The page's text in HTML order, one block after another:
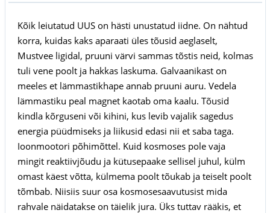
Kõik leiutatud UUS on hästi unustatud iidne. On nähtud
korra, kuidas kaks aparaati üles tõusid aeglaselt,
Mustvee ligidal, pruuni värvi sammas tõstis neid, kolmas
tuli vene poolt ja hakkas laskuma. Galvaanikast on
meeles et lämmastikhape annab pruuni auru. Vedela
lämmastiku peal magnet kaotab oma kaalu. Tõusid
kindla kõrguseni või kihini, kus levib vajalik sagedus
energia püüdmiseks ja liikusid edasi nii et saba taga.
Ioonmootori põhimõttel. Kuid kosmoses pole vaja
mingit reaktiivjõudu ja kütusepaake sellisel juhul, külm
omast käest võtta, külmema poolt tõukab ja teiselt poolt
tõmbab. Niisiis suur osa kosmosesaavutusist mida
rahvale näidatakse on täielik jura. Üks tuttav rääkis, et